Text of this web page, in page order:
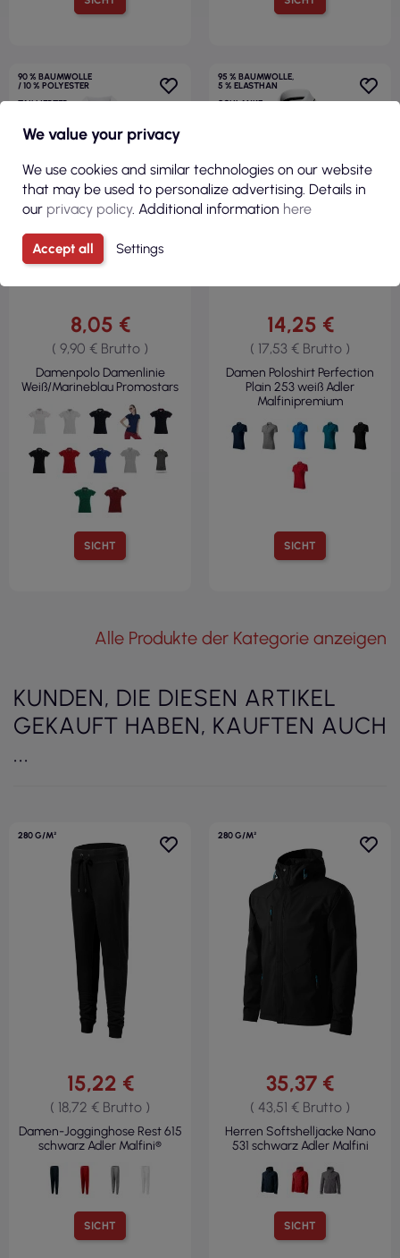
90 % BAUMWOLLE
/ 10 % POLYESTER
TAILLIERTER
200 G/M²
SICHT
8,05 €
( 9,90 € Brutto )
Damenpolo Damenlinie
Weiß/Marineblau Promostars
95 % BAUMWOLLE,
5 % ELASTHAN
SCHLANKE
SICHT
14,25 €
( 17,53 € Brutto )
Damen Poloshirt Perfection
Plain 253 weiß Adler
Malfinipremium
Alle Produkte der Kategorie anzeigen
KUNDEN, DIE DIESEN ARTIKEL
GEKAUFT HABEN, KAUFTEN AUCH
...
280 G/M²
SICHT
15,22 €
( 18,72 € Brutto )
Damen-Jogginghose Rest 615
schwarz Adler Malfini®
280 G/M²
SICHT
35,37 €
( 43,51 € Brutto )
Herren Softshelljacke Nano
531 schwarz Adler Malfini
We value your privacy
We use cookies and similar technologies on our website
that may be used to personalize advertising. Details in
our privacy policy. Additional information here
Accept all Settings